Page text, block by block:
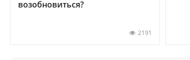
возобновиться?
2191